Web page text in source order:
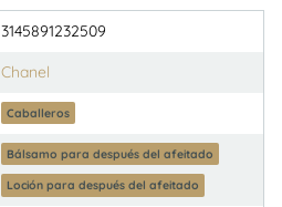
3145891232509
Chanel
Caballeros
Bálsamo para después del afeitado
Loción para después del afeitado